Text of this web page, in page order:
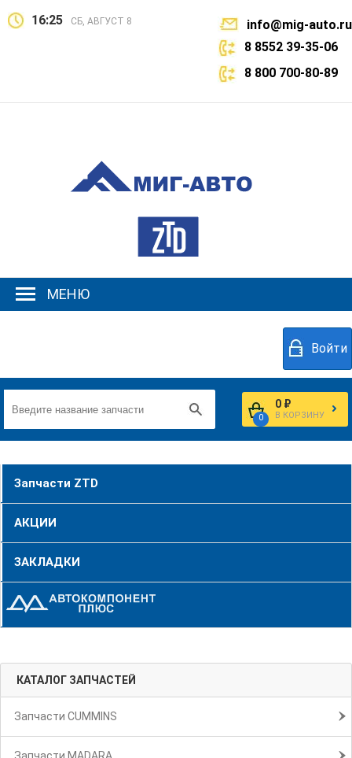
16:25 СБ, АВГУСТ 8
info@mig-auto.ru
8 8552 39-35-06
8 800 700-80-89
МЕНЮ
Войти
0
0 ₽
В КОРЗИНУ
Запчасти ZTD
АКЦИИ
ЗАКЛАДКИ
КАТАЛОГ ЗАПЧАСТЕЙ
Запчасти CUMMINS